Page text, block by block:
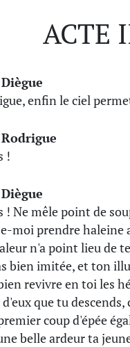
ACTE
enfin le ciel
!
! Ne mêle point de
moi prendre haleine
n'a point lieu de
bien imitée, et ton
revivre en toi les
d'eux que tu
coup d'épée
belle ardeur ta